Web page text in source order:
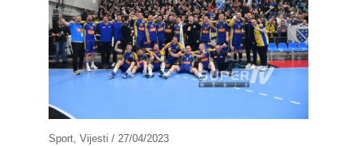
Sport,Vijesti /27/04/2023